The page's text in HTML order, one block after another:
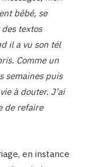
bébé, se
des textos
il a vu son tél
Comme un
semaines puis
à douter. J’ai
de refaire
en instance